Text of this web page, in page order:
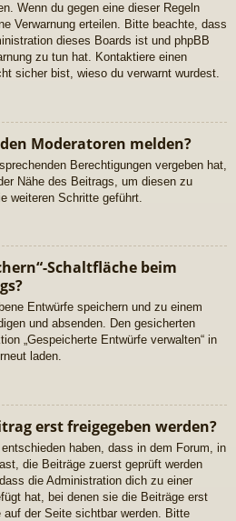
Wenn du gegen eine dieser Regeln
Verwarnung erteilen. Bitte beachte, dass
dieses Boards ist und phpBB
zu tun hat. Kontaktiere einen
sicher bist, wieso du verwarnt wurdest.
Moderatoren melden?
Berechtigungen vergeben hat,
Nähe des Beitrags, um diesen zu
weiteren Schritte geführt.
Schaltfläche beim
Entwürfe speichern und zu einem
und absenden. Den gesicherten
„Gespeicherte Entwürfe verwalten“ in
laden.
erst freigegeben werden?
haben, dass in dem Forum, in
die Beiträge zuerst geprüft werden
die Administration dich zu einer
hat, bei denen sie die Beiträge erst
der Seite sichtbar werden. Bitte